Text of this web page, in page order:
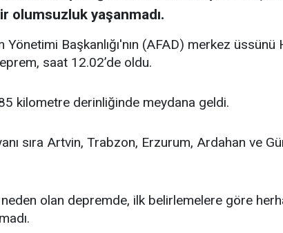
olumsuzluk yaşanmadı.
Başkanlığı'nın (AFAD) merkez üssünü
saat 12.02’de oldu.
kilometre derinliğinde meydana geldi.
sıra Artvin, Trabzon, Erzurum, Ardahan ve
neden olan depremde, ilk belirlemelere göre